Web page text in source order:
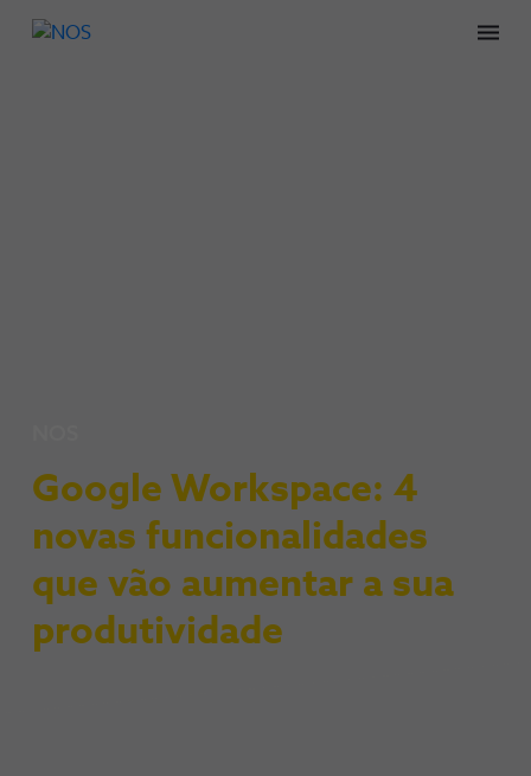
Google Workspace: 4
novas funcionalidades
que vão aumentar a sua
produtividade